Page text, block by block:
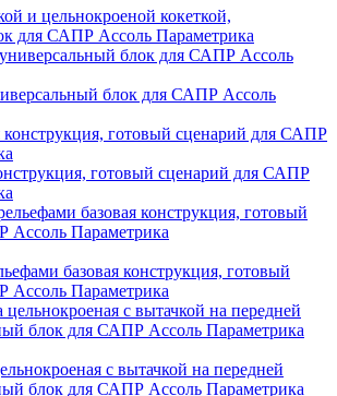
и цельнокроеной кокеткой,
для САПР Ассоль Параметрика
блок для САПР Ассоль
готовый сценарий для САПР
базовая конструкция, готовый
Ассоль Параметрика
с вытачкой на передней
блок для САПР Ассоль Параметрика